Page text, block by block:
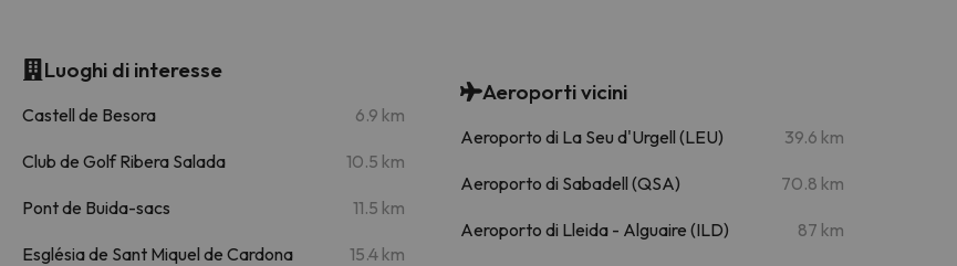
Luoghi di interesse
Castell de Besora 6.9 km
Club de Golf Ribera Salada 10.5 km
Pont de Buida-sacs 11.5 km
Església de Sant Miquel de Cardona 15.4 km
Aeroporti vicini
Aeroporto di La Seu d'Urgell (LEU) 39.6 km
Aeroporto di Sabadell (QSA) 70.8 km
Aeroporto di Lleida - Alguaire (ILD) 87 km